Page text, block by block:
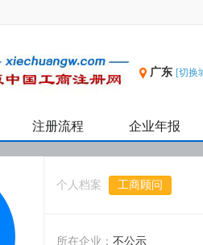
广东 [切换
注册流程 企业年报
个人档案 工商顾问
所在企业： 不公示